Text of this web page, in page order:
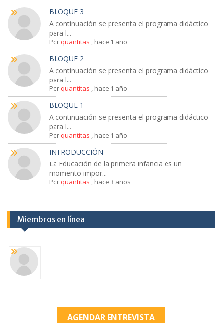
BLOQUE 3
A continuación se presenta el programa didáctico
para l...
Porquantitas , hace 1 año
BLOQUE 2
A continuación se presenta el programa didáctico
para l...
Porquantitas , hace 1 año
BLOQUE 1
A continuación se presenta el programa didáctico
para l...
Porquantitas , hace 1 año
INTRODUCCIÓN
La Educación de la primera infancia es un
momento impor...
Porquantitas , hace 3 años
Miembros en línea
AGENDAR ENTREVISTA